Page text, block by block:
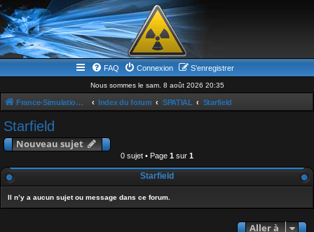
FAQ Connexion S’enregistrer
Nous sommes le sam. 8 août 2026 20:35
France-Simulation / Simulation-france-magazine.com Index du forum SPATIAL Starfield
Starfield
Nouveau sujet
0 sujet • Page 1 sur 1
Starfield
Il n’y a aucun sujet ou message dans ce forum.
Aller à